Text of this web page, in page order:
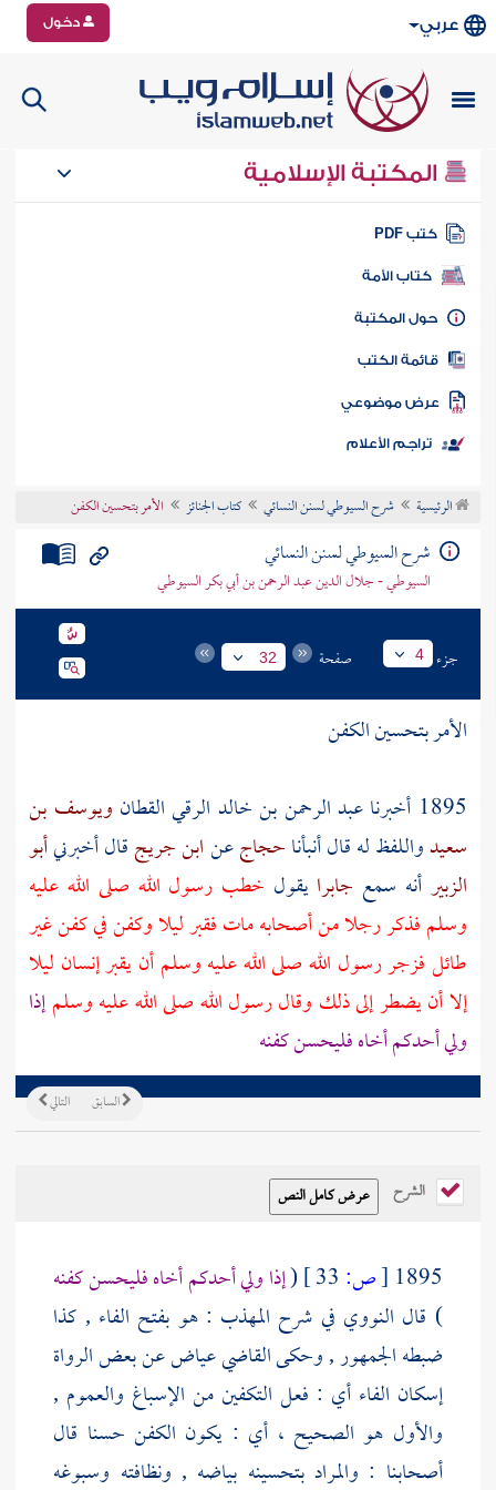
عربي دخول
المكتبة الإسلامية
كتب PDF
كتاب الأمة
المكتبة
الكتب
موضوعي
تراجم الأعلام
الرئيسية شرح السيوطي لسنن النسائي كتاب الجنائز الأمر بتحسين الكفن
شرح السيوطي لسنن النسائي
السيوطي - جلال الدين عبد الرحمن بن أبي بكر السيوطي
جزء 4 صفحة 32
الأمر بتحسين الكفن
1895 أخبرنا
عبد الرحمن بن خالد الرقي القطان ويوسف بن
سعيدواللفظ له قال أنبأناحجاجعنابن جريجقال أخبرنيأبو
الزبير أنه سمع جابرايقول خطب رسول الله صلى الله عليه
وسلم فذكر رجلا من أصحابه مات فقبر ليلا وكفن في كفن غير
طائل فزجر رسول الله صلى الله عليه وسلم أن يقبر إنسان ليلا
إلا أن يضطر إلى ذلك وقال رسول الله صلى الله عليه وسلمإذا
ولي أحدكم أخاه فليحسن كفنه
التالي السابق
الشرح
1895
[ص: (إذا ولي أحدكم أخاه فليحسن كفنه
) قال النووي في شرح المهذب : هو بفتح الفاء , كذا
ضبطه الجمهور , وحكىالقاضي عياضعن بعض الرواة
إسكان الفاء أي : فعل التكفين من الإسباغ والعموم ,
والأول هو الصحيح ، أي : يكون الكفن حسنا قال
أصحابنا : والمراد بتحسينه بياضه , ونظافته وسبوغه